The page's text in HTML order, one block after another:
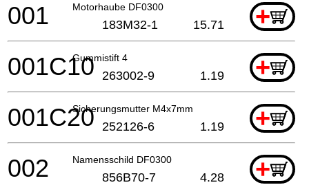
Motorhaube DF0300 +
001 183M32-1 15.71
Gummistift 4 +
001C10 263002-9 1.19
Sicherungsmutter M4x7mm +
001C20 252126-6 1.19
Namensschild DF0300 +
002 856B70-7 4.28